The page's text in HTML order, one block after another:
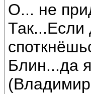
О... не
Так...Если
Блин...да